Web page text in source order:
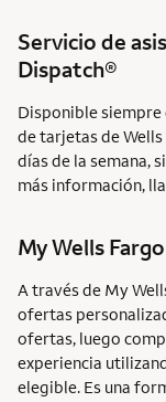
Servicio de
Dispatch®
Disponible
de tarjetas de
días de la semana,
más información,
My Wells
A través de My
ofertas
ofertas, luego
experiencia
elegible. Es una